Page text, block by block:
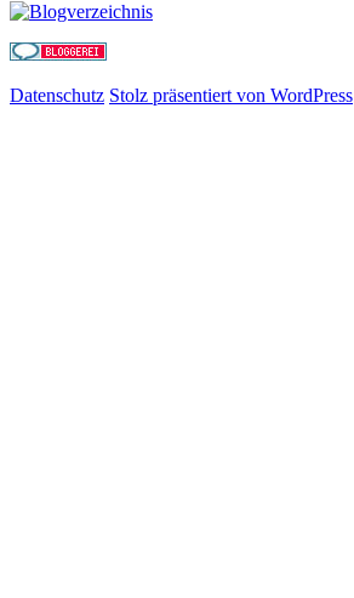
Datenschutz Stolz präsentiert von WordPress